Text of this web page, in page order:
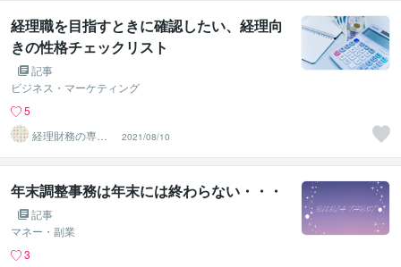
経理職を目指すときに確認したい、経理向
きの性格チェックリスト
記事
ビジネス・マーケティング
5
経理財務の専門
家Sasaki
2021/08/10
年末調整事務は年末には終わらない・・・
記事
マネー・副業
3